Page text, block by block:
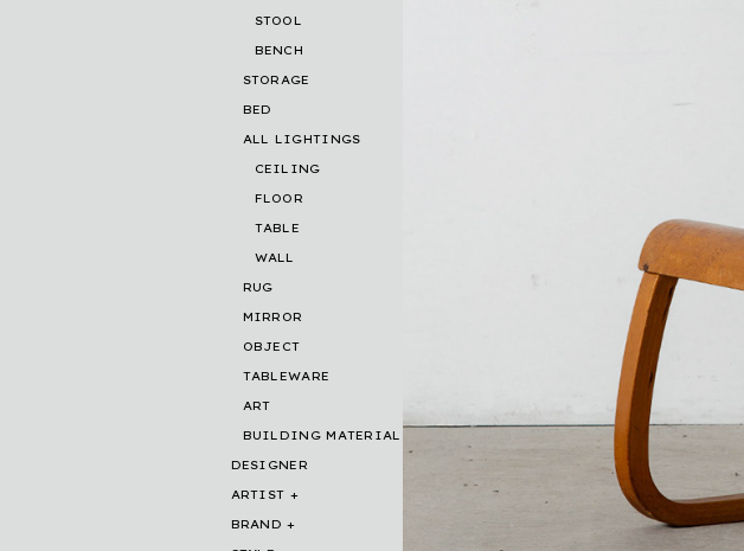
STOOL
BENCH
STORAGE
BED
ALL LIGHTINGS
CEILING
FLOOR
TABLE
WALL
RUG
MIRROR
OBJECT
TABLEWARE
ART
BUILDING MATERIAL
DESIGNER
ARTIST
BRAND